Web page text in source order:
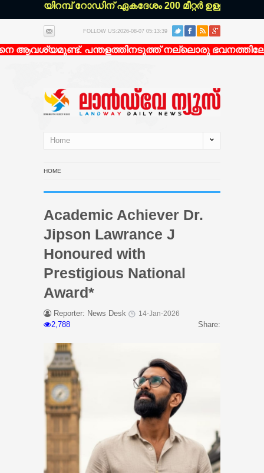
റോഡിന് ഏകദേശം 200 മീറ്റർ ഉള്ളിൽ
FOLLOW US:2026-08-07 05:13:39
ആവശ്യമുണ്ട്. പന്തളത്തിനടുത്ത് നല്ലൊരു ഭവനത്തിലേക്ക്
Home
HOME
Academic Achiever Dr.
Jipson Lawrance J
Honoured with
Prestigious National
Award*
Reporter: News Desk 14-Jan-2026
2,788 Share: